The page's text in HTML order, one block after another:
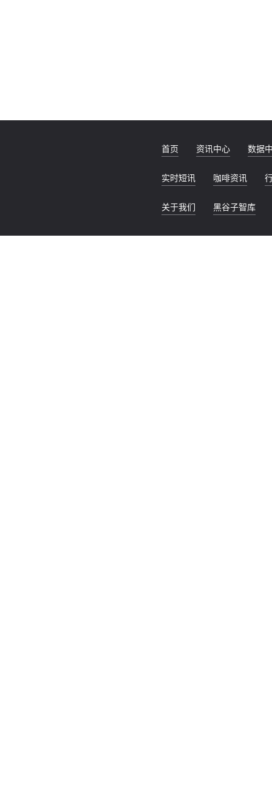
首页 资讯中心 数据
实时短讯 咖啡资讯
关于我们 黑谷子智库